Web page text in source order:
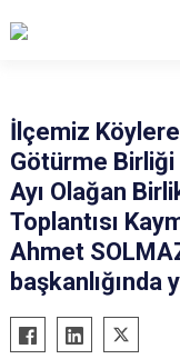
Beytüşşebap
Cizre
Güçlükonak
İdil
Silopi
Uludere
İlçemiz
Götürme Birliği
Ayı Olağan
Toplantısı
Ahmet
başkanlığında